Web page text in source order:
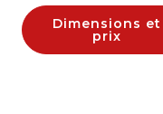
Dimensions et
prix